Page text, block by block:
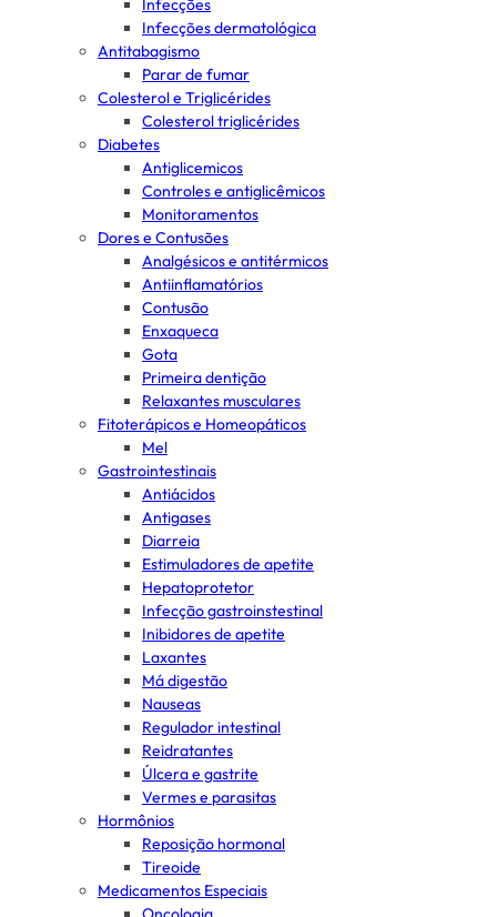
Infecções
Infecções dermatológica
Antitabagismo
Parar de fumar
Colesterol e Triglicérides
Colesterol triglicérides
Diabetes
Antiglicemicos
Controles e antiglicêmicos
Monitoramentos
Dores e Contusões
Analgésicos e antitérmicos
Antiinflamatórios
Contusão
Enxaqueca
Gota
Primeira dentição
Relaxantes musculares
Fitoterápicos e Homeopáticos
Mel
Gastrointestinais
Antiácidos
Antigases
Diarreia
Estimuladores de apetite
Hepatoprotetor
Infecção gastroinstestinal
Inibidores de apetite
Laxantes
Má digestão
Nauseas
Regulador intestinal
Reidratantes
Úlcera e gastrite
Vermes e parasitas
Hormônios
Reposição hormonal
Tireoide
Medicamentos Especiais